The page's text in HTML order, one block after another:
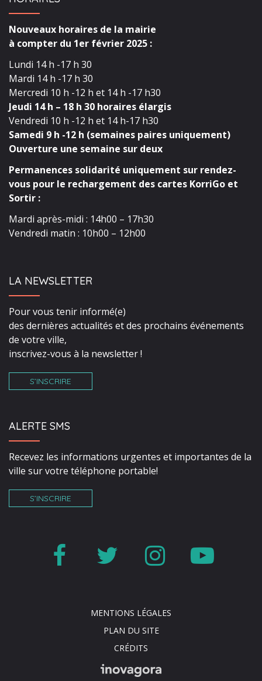
Nouveaux horaires de la mairie
à compter du 1er février 2025 :
Lundi 14 h -17 h 30
Mardi 14 h -17 h 30
Mercredi 10 h -12 h et 14 h -17 h30
Jeudi 14 h – 18 h 30 horaires élargis
Vendredi 10 h -12 h et 14 h-17 h30
Samedi 9 h -12 h (semaines paires uniquement)
Ouverture une semaine sur deux
Permanences solidarité uniquement sur rendez-
vous pour le rechargement des cartes KorriGo et
Sortir :
Mardi après-midi : 14h00 – 17h30
Vendredi matin : 10h00 – 12h00
LA NEWSLETTER
Pour vous tenir informé(e)
des dernières actualités et des prochains événements
de votre ville,
inscrivez-vous à la newsletter !
S’INSCRIRE
ALERTE SMS
Recevez les informations urgentes et importantes de la
ville sur votre téléphone portable!
S’INSCRIRE
Lien
le
compte
Facebook
Lien
le
compte
Twitter
Lien
le
compte
MENTIONS LÉGALES
PLAN DU SITE
CRÉDITS